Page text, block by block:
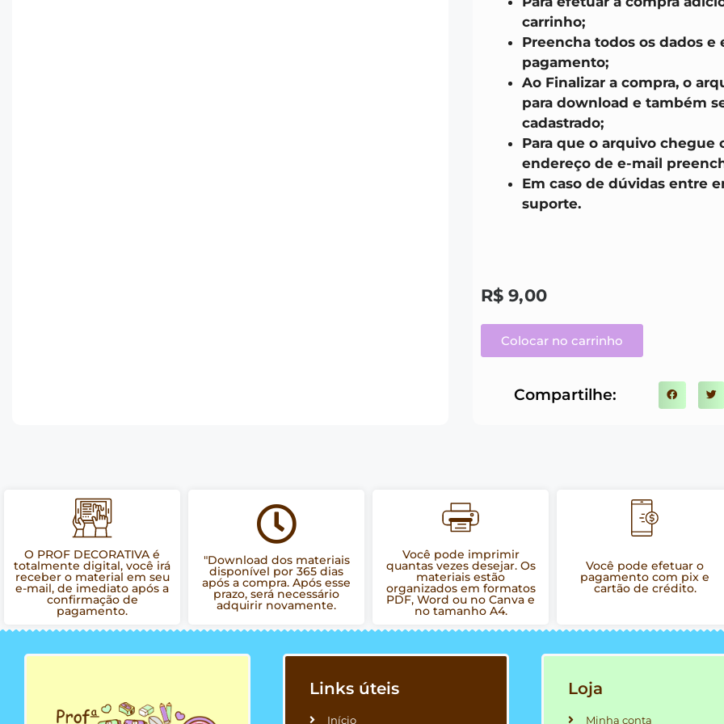
carrinho;
Preencha todos os dados e
pagamento;
Ao Finalizar a compra, o
para download e também
cadastrado;
Para que o arquivo chegue
endereço de e-mail
Em caso de dúvidas entre
suporte.
R$ 9,00
Colocar no carrinho
Compartilhe:
O PROF DECORATIVA é
totalmente digital, você irá
receber o material em seu
e-mail, de imediato após a
confirmação de
pagamento.
"Download dos materiais
disponível por 365 dias
após a compra. Após esse
prazo, será necessário
adquirir novamente.
Você pode imprimir
quantas vezes desejar. Os
materiais estão
organizados em formatos
PDF, Word ou no Canva e
no tamanho A4.
Você pode efetuar o
pagamento com pix e
cartão de crédito.
Links úteis
Início
Loja
Minha conta